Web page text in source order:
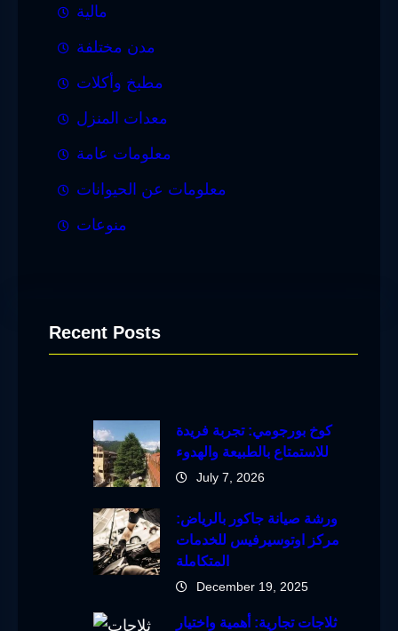
مالية
مدن مختلفة
مطبخ وأكلات
معدات المنزل
معلومات عامة
معلومات عن الحيوانات
منوعات
Recent Posts
كوخ بورجومي: تجربة فريدة
للاستمتاع بالطبيعة والهدوء
July 7, 2026
ورشة صيانة جاكور بالرياض:
مركز اوتوسيرفيس للخدمات
المتكاملة
December 19, 2025
ثلاجات تجارية: أهمية واختيار